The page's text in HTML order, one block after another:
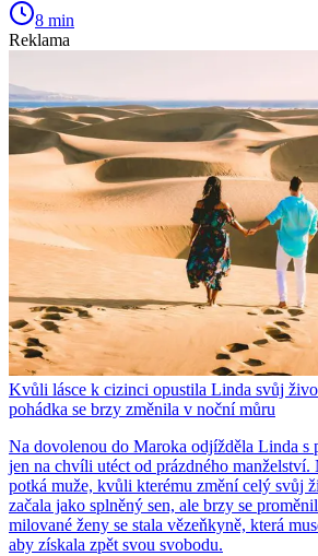
8 min
Reklama
Kvůli lásce k cizinci opustila Linda svůj
pohádka se brzy změnila v noční můru
Na dovolenou do Maroka odjížděla Linda s
jen na chvíli utéct od prázdného manželství.
potká muže, kvůli kterému změní celý svůj
začala jako splněný sen, ale brzy se
milované ženy se stala vězeňkyně, která
aby získala zpět svou svobodu.